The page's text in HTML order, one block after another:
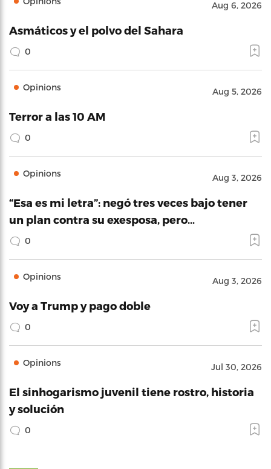
Aug 6, 2026
Asmáticos y el polvo del Sahara
0
Opinions Aug 5, 2026
Terror a las 10 AM
0
Opinions Aug 3, 2026
“Esa es mi letra”: negó tres veces bajo tener
un plan contra su exesposa, pero…
0
Opinions Aug 3, 2026
Voy a Trump y pago doble
0
Opinions Jul 30, 2026
El sinhogarismo juvenil tiene rostro, historia
y solución
0